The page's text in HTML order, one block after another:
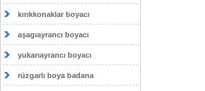
kırıkkonaklar boyacı
aşagıayrancı boyacı
yukarıayrancı boyacı
rüzgarlı boya badana